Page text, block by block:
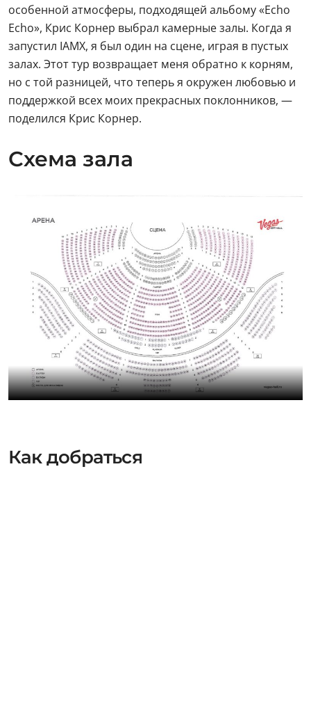
особенной атмосферы, подходящей альбому «Echo
Echo», Крис Корнер выбрал камерные залы. Когда я
запустил IAMX, я был один на сцене, играя в пустых
залах. Этот тур возвращает меня обратно к корням,
но с той разницей, что теперь я окружен любовью и
поддержкой всех моих прекрасных поклонников, —
поделился Крис Корнер.
Схема зала
Как добраться